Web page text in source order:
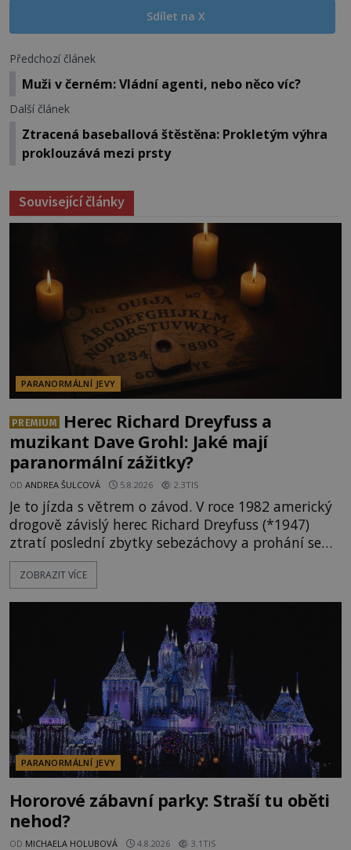
Sdílet na X
Předchozí článek
Muži v černém: Vládní agenti, nebo něco víc?
Další článek
Ztracená baseballová štěstěna: Prokletým výhra
proklouzává mezi prsty
Související články
PARANORMÁLNÍ JEVY
PREMIUM
Herec Richard Dreyfuss a
muzikant Dave Grohl: Jaké mají
paranormální zážitky?
OD ANDREA ŠULCOVÁ 5.8.2026 2.3TIS
Je to jízda s větrem o závod. V roce 1982 americký
drogově závislý herec Richard Dreyfuss (*1947)
ztratí poslední zbytky sebezáchovy a prohání se
po silnicích ve svém mercedesu jako utržený ze
řetězu. Vše vyvrcholí katastrofou, když to Dreyfuss
následně nalezne schovaný kokain. Tímto
momentem se slavnému
ZOBRAZIT VÍCE
PARANORMÁLNÍ JEVY
Hororové zábavní parky: Straší tu oběti
nehod?
OD MICHAELA HOLUBOVÁ 4.8.2026 3.1TIS